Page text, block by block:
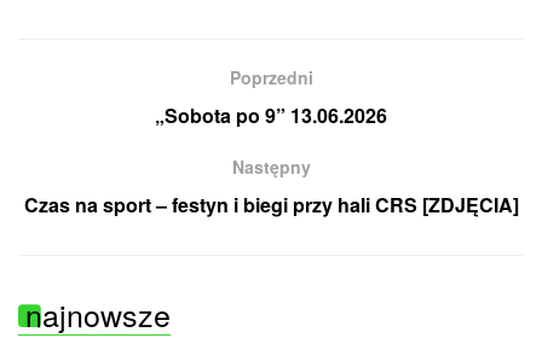
Poprzedni
„Sobota po 9” 13.06.2026
Następny
Czas na sport – festyn i biegi przy hali CRS [ZDJĘCIA]
najnowsze